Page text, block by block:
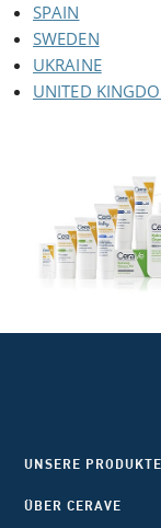
SPAIN
SWEDEN
UKRAINE
UNITED
UNSERE PRODUKTE
ÜBER CERAVE